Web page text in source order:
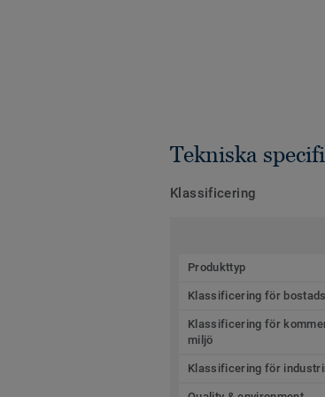
Tekniska
Klassificering
Produkttyp
Klassificering för
Klassificering för
miljö
Klassificering för